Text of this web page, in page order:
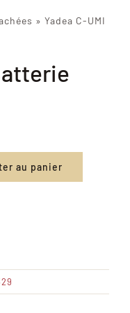
» Yadea C-UMI
au panier